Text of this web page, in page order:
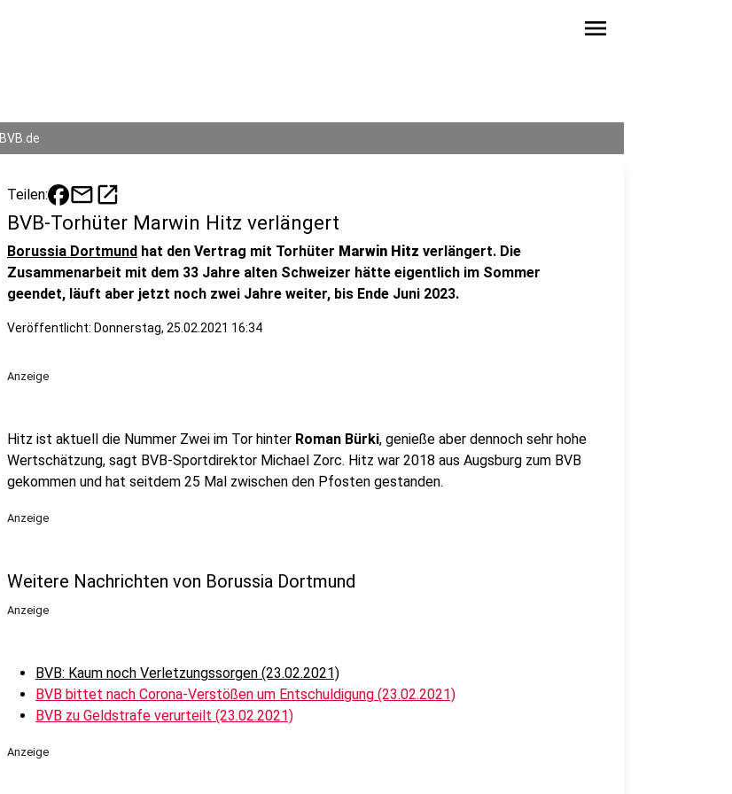
menu
BVB.de
Teilen: mailopen_in_new
BVB-Torhüter Marwin Hitz verlängert
Borussia Dortmund hat den Vertrag mit Torhüter Marwin Hitz verlängert. Die
Zusammenarbeit mit dem 33 Jahre alten Schweizer hätte eigentlich im Sommer
geendet, läuft aber jetzt noch zwei Jahre weiter, bis Ende Juni 2023.
Veröffentlicht: Donnerstag, 25.02.2021 16:34
Anzeige
Hitz ist aktuell die Nummer Zwei im Tor hinter Roman Bürki, genieße aber dennoch sehr hohe
Wertschätzung, sagt BVB-Sportdirektor Michael Zorc. Hitz war 2018 aus Augsburg zum BVB
gekommen und hat seitdem 25 Mal zwischen den Pfosten gestanden.
Anzeige
Weitere Nachrichten von Borussia Dortmund
Anzeige
BVB: Kaum noch Verletzungssorgen (23.02.2021)
BVB bittet nach Corona-Verstößen um Entschuldigung (23.02.2021)
BVB zu Geldstrafe verurteilt (23.02.2021)
Anzeige